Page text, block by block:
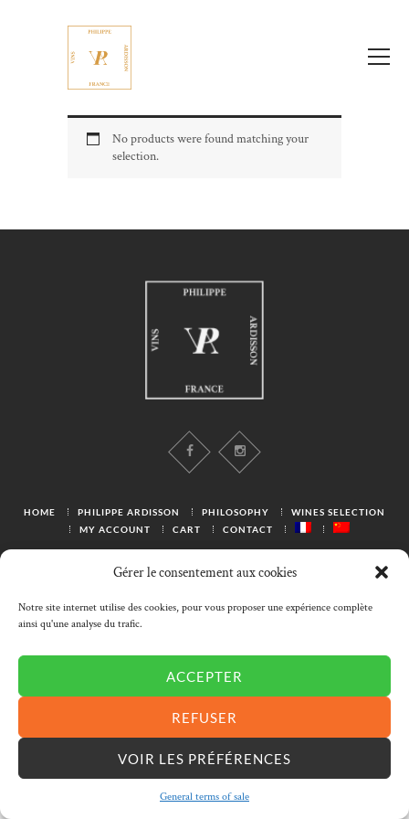
Gérer le consentement aux cookies
Notre site internet utilise des cookies, pour vous proposer une expérience complète
ainsi qu'une analyse du trafic.
ACCEPTER
REFUSER
VOIR LES PRÉFÉRENCES
General terms of sale
No products were found matching your
selection.
HOME PHILIPPE ARDISSON PHILOSOPHY
WINES SELECTION
MY ACCOUNT
CART CONTACT
Conditions générales de ventes|Mentions légales|
Handcrafted by METRONOMI ©